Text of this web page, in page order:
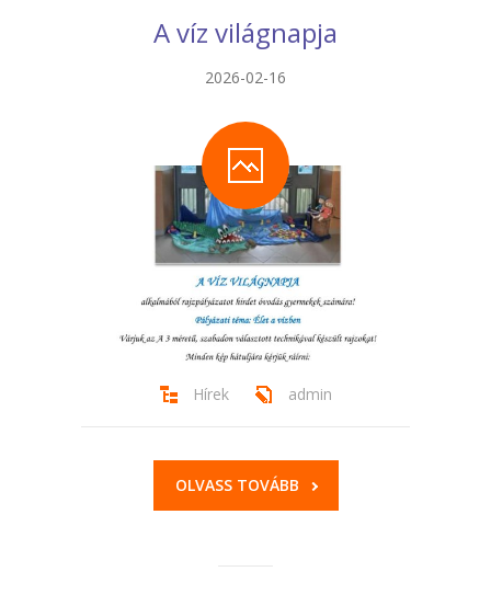
Dokumentumok
A víz világnapja
2026-02-16
Hírek admin
OLVASS TOVÁBB